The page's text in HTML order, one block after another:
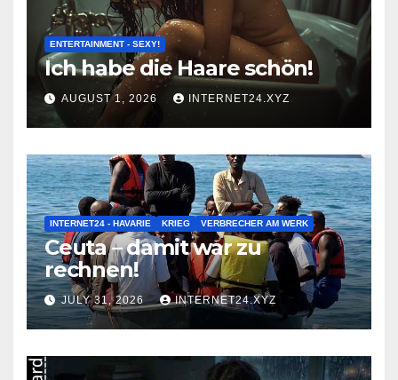
ENTERTAINMENT - SEXY!
Ich habe die Haare schön!
AUGUST 1, 2026 INTERNET24.XYZ
INTERNET24 - HAVARIE KRIEG VERBRECHER AM WERK
Ceuta – damit war zu
rechnen!
JULY 31, 2026 INTERNET24.XYZ